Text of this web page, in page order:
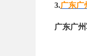
3.广东广
广东广